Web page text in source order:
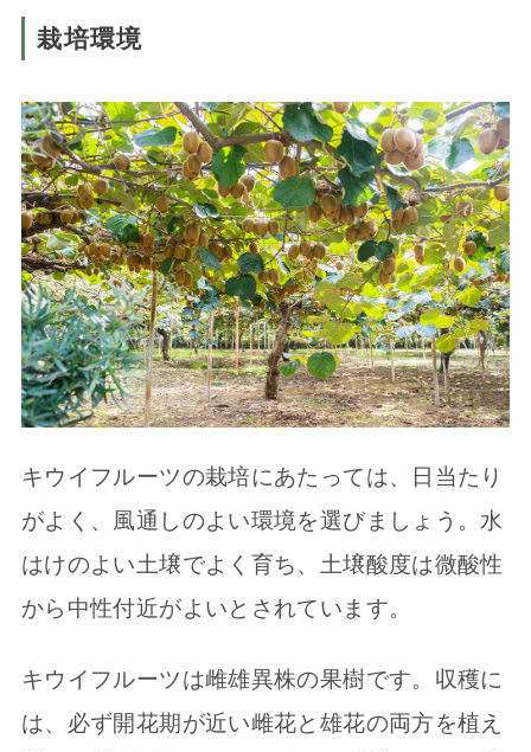
栽培環境
キウイフルーツの栽培にあたっては、日当たり
がよく、風通しのよい環境を選びましょう。水
はけのよい土壌でよく育ち、土壌酸度は微酸性
から中性付近がよいとされています。
キウイフルーツは雌雄異株の果樹です。収穫に
は、必ず開花期が近い雌花と雄花の両方を植え